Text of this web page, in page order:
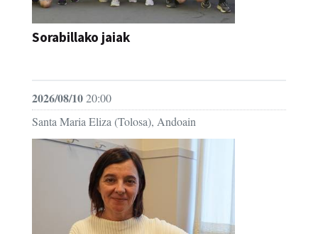
Sorabillako jaiak
2026/08/1020:00
Santa Maria Eliza (Tolosa), Andoain